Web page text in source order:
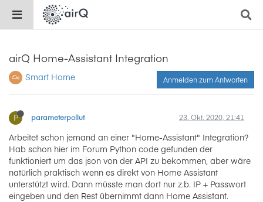
airQ Home-Assistant Integration
Smart Home Anmelden zum Antworten
P parameterpollut 23. Okt. 2020, 21:41
Arbeitet schon jemand an einer "Home-Assistant" Integration?
Hab schon hier im Forum Python code gefunden der
funktioniert um das json von der API zu bekommen, aber wäre
natürlich praktisch wenn es direkt von Home Assistant
unterstützt wird. Dann müsste man dort nur z.b. IP + Passwort
eingeben und den Rest übernimmt dann Home Assistant.